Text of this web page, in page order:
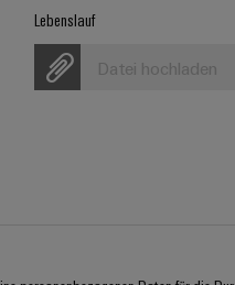
Lebenslauf
Datei hochladen